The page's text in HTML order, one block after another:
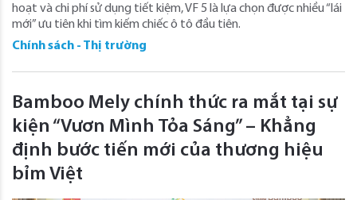
hoạt và chi phí sử dụng tiết kiệm, VF 5 là lựa chọn được nhiều “lái
mới” ưu tiên khi tìm kiếm chiếc ô tô đầu tiên.
Chính sách - Thị trường
Bamboo Mely chính thức ra mắt tại sự
kiện “Vươn Mình Tỏa Sáng” – Khẳng
định bước tiến mới của thương hiệu
bỉm Việt